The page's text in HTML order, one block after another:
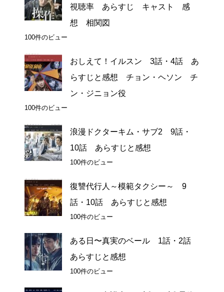
視聴率 あらすじ キャスト 感
想 相関図
100件のビュー
おしえて！イルスン 3話・4話 あ
らすじと感想 チョン・ヘソン チ
ン・ジニョン役
100件のビュー
浪漫ドクターキム・サブ2 9話・
10話 あらすじと感想
100件のビュー
復讐代行人～模範タクシー～ 9
話・10話 あらすじと感想
100件のビュー
ある日〜真実のベール 1話・2話
あらすじと感想
100件のビュー